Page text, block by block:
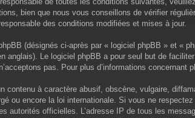
bien que nous vous conseillons de vérifier
des conditions modifiées et mises à jour.
(désignés ci-après par « logiciel phpBB » et «
anglais). Le logiciel phpBB a pour seul but de
pas. Pour plus d’informations concernant
contenu à caractère abusif, obscène, vulgaire,
ou encore la loi internationale. Si vous ne
autorités officielles. L’adresse IP de tous les